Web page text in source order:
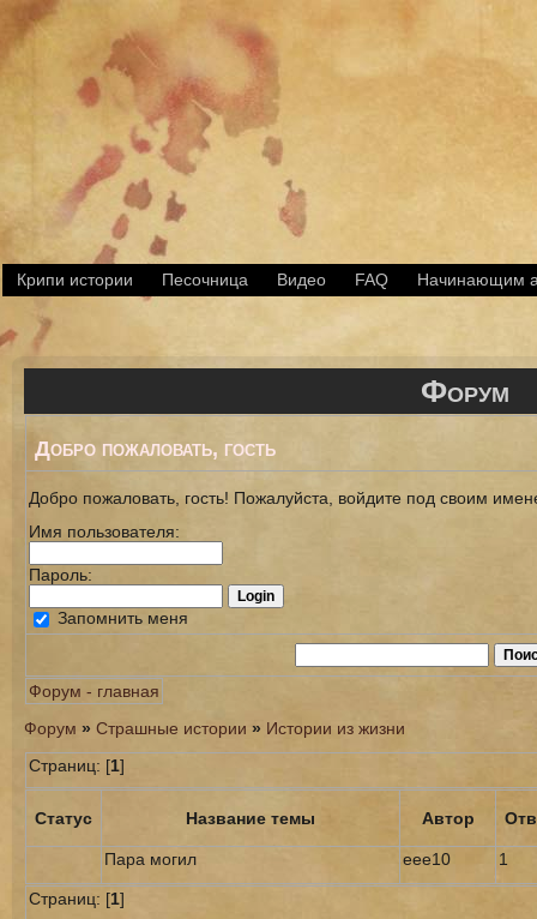
Крипи истории Песочница Видео FAQ Начинающим
Форум
Добро пожаловать, гость
Добро пожаловать, гость! Пожалуйста, войдите под своим
Имя пользователя:
Пароль:
Запомнить меня
Форум - главная
Форум » Страшные истории » Истории из жизни
Страниц: [1]
Статус Название темы Автор
Пара могил eee10 1
Страниц: [1]